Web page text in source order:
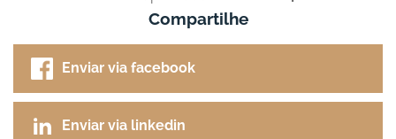
Compartilhe
Enviar via facebook
Enviar via linkedin